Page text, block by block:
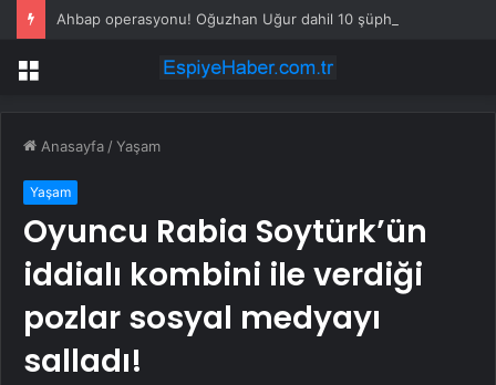
Menü
Anasayfa /Yaşam
Yaşam
Oyuncu Rabia Soytürk’ün
iddialı kombini ile verdiği
pozlar sosyal medyayı
salladı!